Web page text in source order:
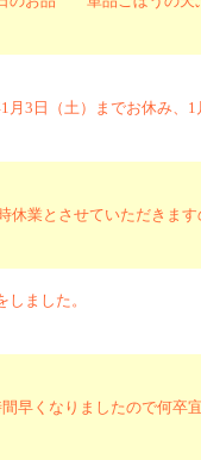
月3日（土）までお休み
休業とさせていただきま
ました。
早くなりましたので何卒